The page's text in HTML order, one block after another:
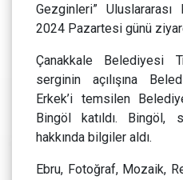
Gezginleri”
2024 Pazartesi günü
Çanakkale Belediyesi
serginin açılışına
Erkek’i temsilen
Bingöl katıldı. Bingöl,
hakkında bilgiler aldı.
Ebru, Fotoğraf, Mozaik,